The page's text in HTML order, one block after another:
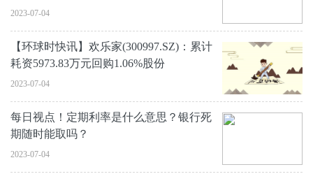
2023-07-04
【环球时快讯】欢乐家(300997.SZ)：累计
耗资5973.83万元回购1.06%股份
2023-07-04
每日视点！定期利率是什么意思？银行死
期随时能取吗？
2023-07-04